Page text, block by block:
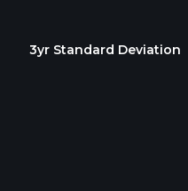
3yr Standard Deviation